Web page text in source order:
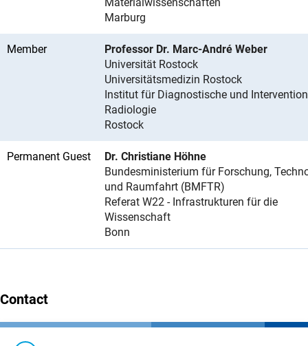
Marburg
Member
Professor Dr. Marc-André Weber
Universität Rostock
Universitätsmedizin Rostock
Institut für Diagnostische und
Radiologie
Rostock
Permanent Guest
Dr. Christiane Höhne
Bundesministerium für Forschung,
und Raumfahrt (BMFTR)
Referat W22 - Infrastrukturen für die
Wissenschaft
Bonn
Contact